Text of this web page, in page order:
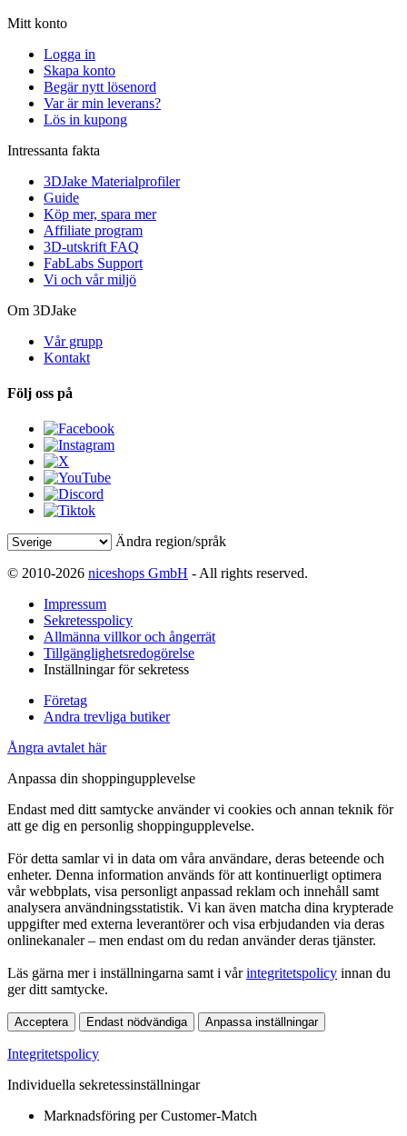
Mitt konto
Logga in
Skapa konto
Begär nytt lösenord
Var är min leverans?
Lös in kupong
Intressanta fakta
3DJake Materialprofiler
Guide
Köp mer, spara mer
Affiliate program
3D-utskrift FAQ
FabLabs Support
Vi och vår miljö
Om 3DJake
Vår grupp
Kontakt
Följ oss på
Ändra region/språk
© 2010-2026 niceshops GmbH - All rights reserved.
Impressum
Sekretesspolicy
Allmänna villkor och ångerrät
Tillgänglighetsredogörelse
Inställningar för sekretess
Företag
Andra trevliga butiker
Ångra avtalet här
Anpassa din shoppingupplevelse
Endast med ditt samtycke använder vi cookies och annan teknik för
att ge dig en personlig shoppingupplevelse.
För detta samlar vi in data om våra användare, deras beteende och
enheter. Denna information används för att kontinuerligt optimera
vår webbplats, visa personligt anpassad reklam och innehåll samt
analysera användningsstatistik. Vi kan även matcha dina krypterade
uppgifter med externa leverantörer och visa erbjudanden via deras
onlinekanaler – men endast om du redan använder deras tjänster.
Läs gärna mer i inställningarna samt i vårintegritetspolicy innan du
ger ditt samtycke.
Acceptera Endast nödvändiga Anpassa inställningar
Integritetspolicy
Individuella sekretessinställningar
Marknadsföring per Customer-Match